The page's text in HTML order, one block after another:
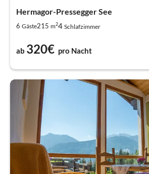
Hermagor-Pressegger See
6 Gäste215 m24 Schlafzimmer
ab 320€ pro Nacht